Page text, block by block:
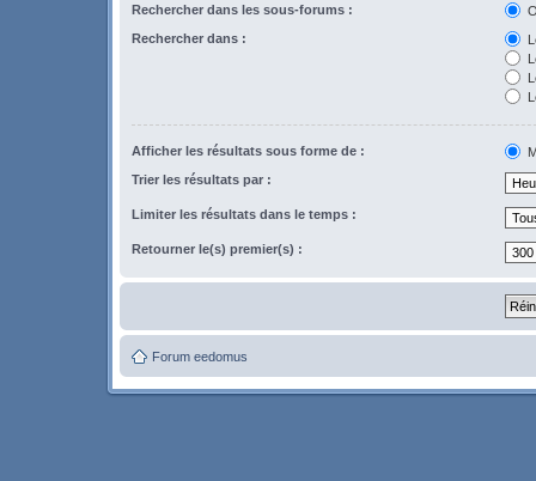
Rechercher dans les sous-forums :
Rechercher dans :
Afficher les résultats sous forme de :
Trier les résultats par :
Limiter les résultats dans le temps :
Retourner le(s) premier(s) :
Forum eedomus